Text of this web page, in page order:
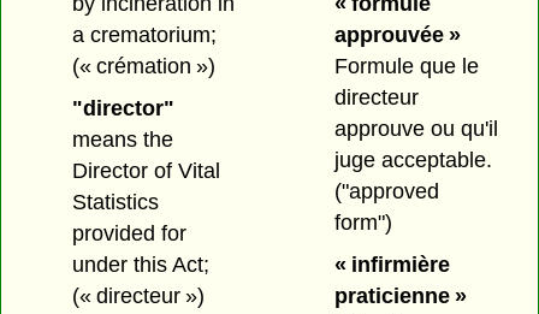
a crematorium;
(« crémation »)
"director"
means the
Director of Vital
Statistics
provided for
under this Act;
(« directeur »)
approuvée »
Formule que le
directeur
approuve ou qu'il
juge acceptable.
("approved
form")
« infirmière
praticienne »